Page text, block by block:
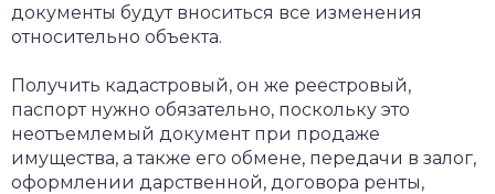
документы будут вноситься все изменения
относительно объекта.
Получить кадастровый, он же реестровый,
паспорт нужно обязательно, поскольку это
неотъемлемый документ при продаже
имущества, а также его обмене, передачи в залог,
оформлении дарственной, договора ренты,